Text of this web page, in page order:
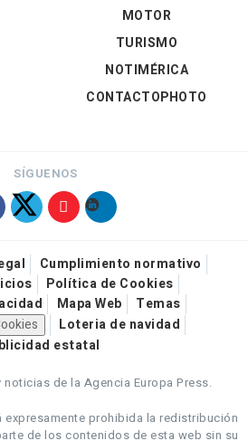
MOTOR
TURISMO
NOTIMÉRICA
CONTACTOPHOTO
SÍGUENOS
Cumplimiento normativo
Política de Cookies
Mapa Web
Temas
Loteria de navidad
estatal
de la Agencia Europa Press.
expresamente prohibida la redistribución
de los contenidos de esta web sin su